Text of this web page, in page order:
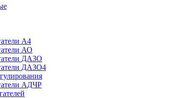
А4
АО
ДАЗО
ДАЗО4
АДЧР